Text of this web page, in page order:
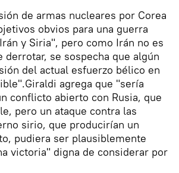
de armas nucleares por Corea
obvios para una guerra
y Siria", pero como Irán no es
derrotar, se sospecha que algún
del actual esfuerzo bélico en
agrega que "sería
conflicto abierto con Rusia, que
pero un ataque contra las
sirio, que producirían un
pudiera ser plausiblemente
victoria" digna de considerar por